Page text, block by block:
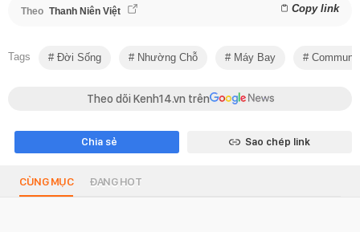
Theo Thanh Niên Việt Copy link
Tags Đời Sống Nhường Chỗ Máy Bay
Theo dõi Kenh14.vn trên
Chia sẻ Sao chép link
CÙNG MỤC ĐANG HOT